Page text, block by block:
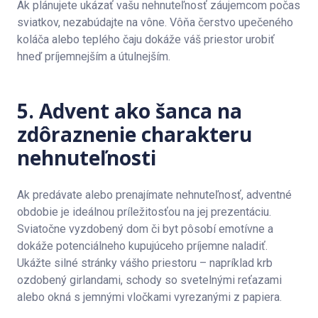
Ak plánujete ukázať vašu nehnuteľnosť záujemcom počas
sviatkov, nezabúdajte na vône. Vôňa čerstvo upečeného
koláča alebo teplého čaju dokáže váš priestor urobiť
hneď príjemnejším a útulnejším.
5. Advent ako šanca na
zdôraznenie charakteru
nehnuteľnosti
Ak predávate alebo prenajímate nehnuteľnosť, adventné
obdobie je ideálnou príležitosťou na jej prezentáciu.
Sviatočne vyzdobený dom či byt pôsobí emotívne a
dokáže potenciálneho kupujúceho príjemne naladiť.
Ukážte silné stránky vášho priestoru – napríklad krb
ozdobený girlandami, schody so svetelnými reťazami
alebo okná s jemnými vločkami vyrezanými z papiera.